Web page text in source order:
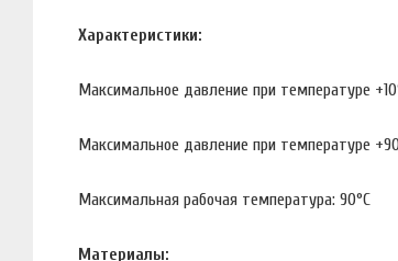
Характеристики:
Максимальное давление при температуре
Максимальное давление при температуре
Максимальная рабочая температура: 90°С
Материалы: